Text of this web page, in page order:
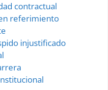
contractual
referimiento
injustificado